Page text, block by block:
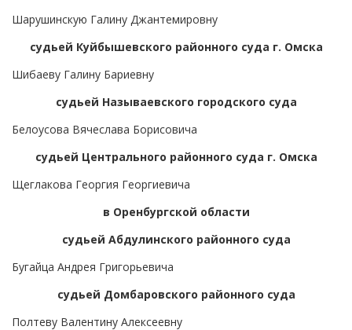
Шарушинскую Галину Джантемировну
судьей Куйбышевского районного суда г. Омска
Шибаеву Галину Бариевну
судьей Называевского городского суда
Белоусова Вячеслава Борисовича
судьей Центрального районного суда г. Омска
Щеглакова Георгия Георгиевича
в Оренбургской области
судьей Абдулинского районного суда
Бугайца Андрея Григорьевича
судьей Домбаровского районного суда
Полтеву Валентину Алексеевну